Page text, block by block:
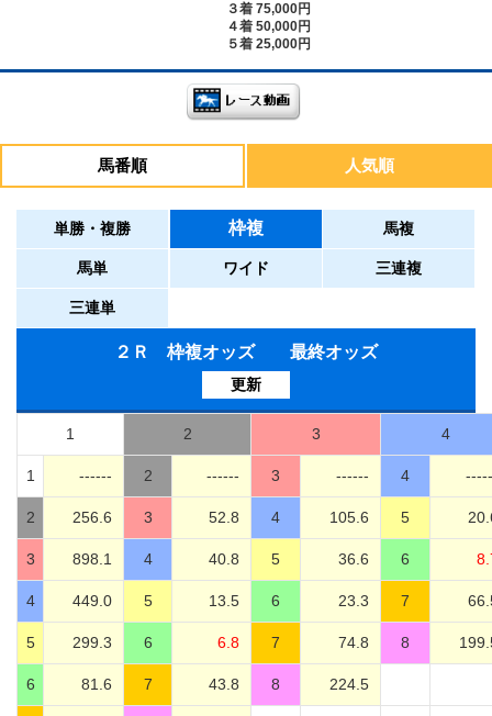
３着 75,000円
４着 50,000円
５着 25,000円
馬番順 人気順
単勝・複勝 枠複 馬複
馬単 ワイド 三連複
三連単
２Ｒ 枠複オッズ 最終オッズ
更新
1 2 3 4
1 ------ 2 ------ 3 ------ 4
2 256.6 3 52.8 4 105.6 5
3 898.1 4 40.8 5 36.6 6
4 449.0 5 13.5 6 23.3 7
5 299.3 6 6.8 7 74.8 8
6 81.6 7 43.8 8 224.5